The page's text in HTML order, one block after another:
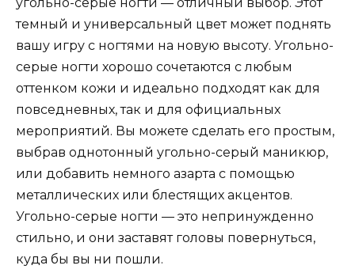
темный и универсальный цвет может поднять
вашу игру с ногтями на новую высоту. Угольно-
серые ногти хорошо сочетаются с любым
оттенком кожи и идеально подходят как для
повседневных, так и для официальных
мероприятий. Вы можете сделать его простым,
выбрав однотонный угольно-серый маникюр,
или добавить немного азарта с помощью
металлических или блестящих акцентов.
Угольно-серые ногти — это непринужденно
стильно, и они заставят головы повернуться,
куда бы вы ни пошли.